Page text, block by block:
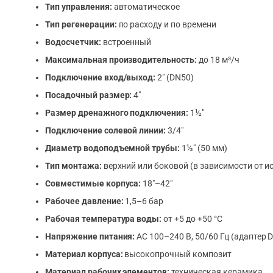
Тип управления: автоматическое
Тип регенерации: по расходу и по времени
Водосчетчик: встроенный
Максимальная производительность: до 18 м³/ч
Подключение вход/выход: 2″ (DN50)
Посадочный размер: 4″
Размер дренажного подключения: 1½″
Подключение солевой линии: 3/4″
Диаметр водоподъемной трубы: 1½″ (50 мм)
Тип монтажа: верхний или боковой (в зависимости от
Совместимые корпуса: 18″–42″
Рабочее давление: 1,5–6 бар
Рабочая температура воды: от +5 до +50 °C
Напряжение питания: AC 100–240 В, 50/60 Гц (адаптер
Материал корпуса: высокопрочный композит